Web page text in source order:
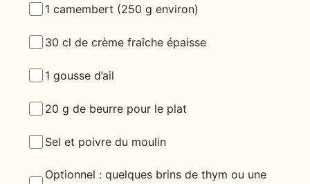
1 camembert (250 g environ)
30 cl de crème fraîche épaisse
1 gousse d’ail
20 g de beurre pour le plat
Sel et poivre du moulin
Optionnel : quelques brins de thym ou une